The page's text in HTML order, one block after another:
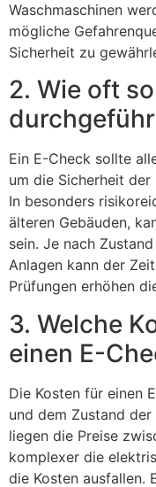
Waschmaschinen
mögliche
Sicherheit zu
2. Wie oft
Ein E-Check sollte
um die Sicherheit
In besonders
älteren Gebäuden,
sein. Je nach
Anlagen kann der
Prüfungen erhöhen
3. Welche
einen E-
Die Kosten für einen
und dem Zustand
liegen die Preise
komplexer die
die Kosten ausfallen.